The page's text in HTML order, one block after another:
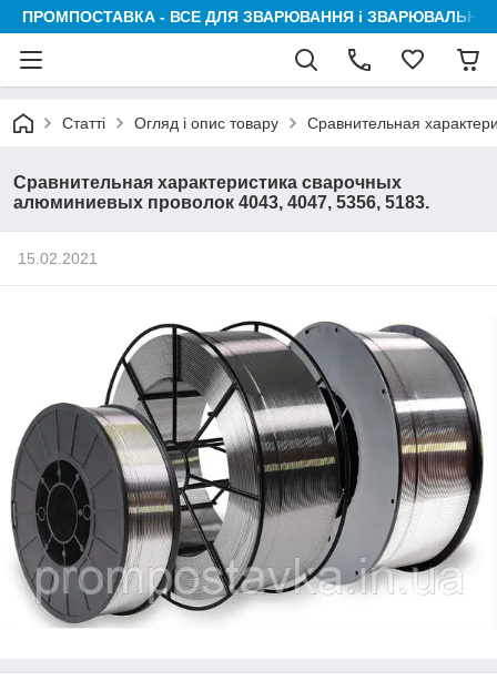
ПРОМПОСТАВКА - ВСЕ ДЛЯ ЗВАРЮВАННЯ і
Статті Огляд і опис товару Сравнительная
Сравнительная характеристика сварочных
алюминиевых проволок 4043, 4047, 5356, 5183.
15.02.2021